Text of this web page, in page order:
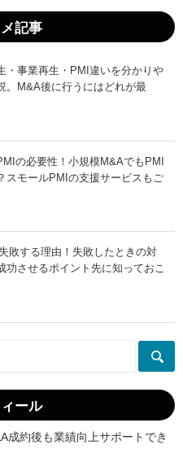
」
記事
・事業再生・PMI違いを分かりや
。M&A後に行うにはどれが最
の必要性！小規模M&AでもPMI
スモールPMIの支援サービスもご
敗する理由！失敗したときの対
功させるポイント先に知っておこ
ール
成約後も業績向上サポートでき